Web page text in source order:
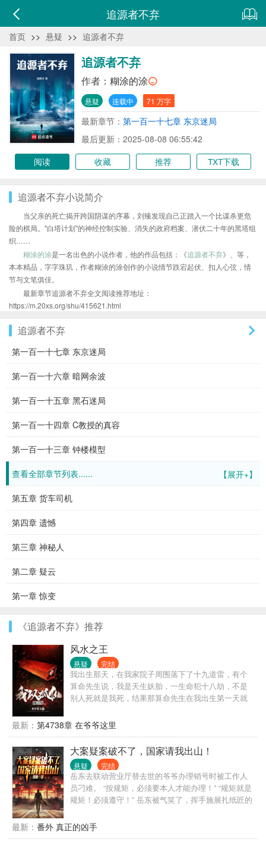
追源者不弃
首页 >> 悬疑 >> 追源者不弃
追源者不弃
作者： 糊涂的涂
悬疑 连载中 71 万字
最新章节： 第一百一十七章 东京迷局
最后更新：2025-08-08 06:55:42
阅读
收藏 推荐 TXT下载
追源者不弃小说简介
当父亲的死亡揭开跨国阴谋的序幕，刘臻发现自己正踏入一个比谋杀更危
险的棋局。"白塔计划"的神经控制实验、消失的政府档案、潜伏二十年的黑塔组
织……
糊涂的涂是一名出色的小说作者，他的作品包括：《追源者不弃》、等，
本本精品，字字珠玑，作者糊涂的涂创作的小说情节跌宕起伏、扣人心弦，情
节与文笔俱佳。
最新章节追源者不弃全文阅读推荐地址：
https://m.20xs.org/shu/415621.html
追源者不弃
第一百一十七章 东京迷局
第一百一十六章 暗网余波
第一百一十五章 黑石迷局
第一百一十四章 C教授的真容
第一百一十三章 钟楼模型
【展开+】
查看全部章节列表......
第五章 货车司机
第四章 遗憾
第三章 神秘人
第二章 疑云
第一章 惊变
《追源者不弃》推荐
风水之王
悬疑 完结
我出生那天，在我家院子周围落下了十九道雷，有个
算命先生说，我是天生妖胎，一生命犯十八劫，不是
别人死就是我死，结果那算命先生在我出生第一天就
最新： 第4738章 在爷爷这里
大案疑案破不了，国家请我出山！
悬疑 完结
岳东去联动营业厅替去世的爷爷办理销号时被工作人
员刁难。 “按规矩，必须要本人才能办理！” “规矩就是
规矩！必须遵守！” 岳东被气笑了，挥手施展扎纸匠的
便失禁进了医院！ 岳东也被带去了治安所。 岳
东：“冤枉啊，我只是按照工作人员的要求把本人请上
最新： 番外 真正的凶手